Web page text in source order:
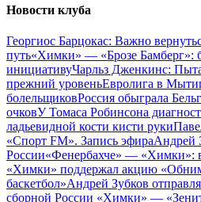
Новости клуба
Георгиос Барцокас: Важно
путь«Химки» — «Брозе Бамберг»:
инициативуЧарльз Дженкинс:
прежний уровеньЕвролига в
болельщиковРоссия обыграла
очковУ Томаса Робинсона
ладьевидной кости кисти руки
«Спорт FM». Запись эфираАндрей
России«Фенербахче» — «Химки»:
«Химки» поддержал акцию
баскетбол»Андрей Зубков
сборной России «Химки» —